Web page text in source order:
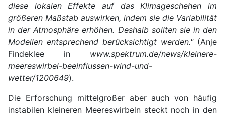
diese lokalen Effekte auf das Klimageschehen im
größeren Maßstab auswirken, indem sie die Variabilität
in der Atmosphäre erhöhen. Deshalb sollten sie in den
Modellen entsprechend berücksichtigt werden." (Anje
Findeklee in www.spektrum.de/news/kleinere-
meereswirbel-beeinflussen-wind-und-
wetter/1200649).
Die Erforschung mittelgroßer aber auch von häufig
instabilen kleineren Meereswirbeln steckt noch in den